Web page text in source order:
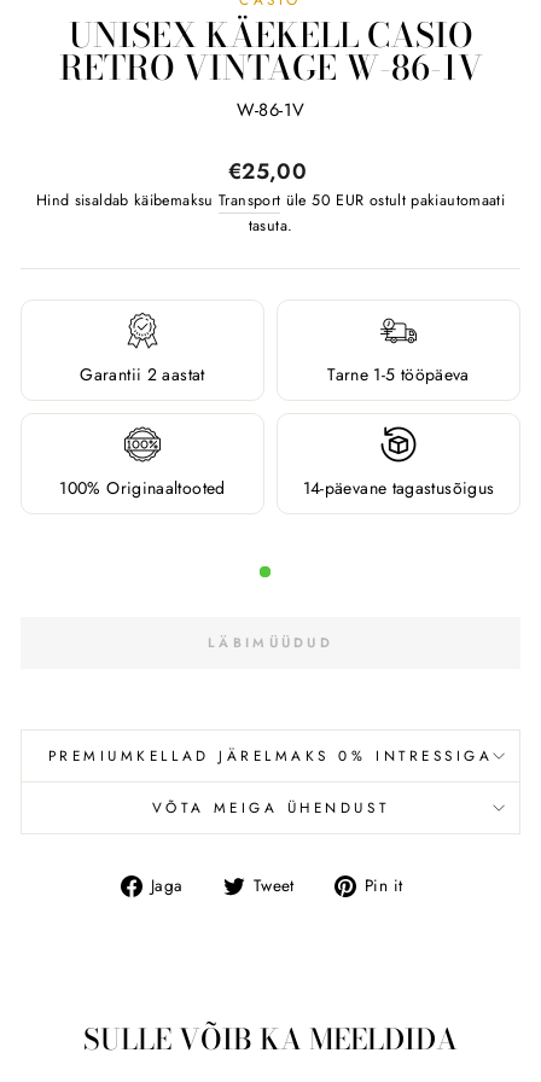
UNISEX KÄEKELL CASIO
RETRO VINTAGE W-86-1V
W-86-1V
Tavahind
€25,00
Hind sisaldab käibemaksuTransport üle 50 EUR ostult pakiautomaati
tasuta.
Garantii 2 aastat Tarne 1-5 tööpäeva
100% Originaaltooted 14-päevane tagastusõigus
LÄBIMÜÜDUD
PREMIUMKELLAD JÄRELMAKS 0% INTRESSIGA
VÕTA MEIGA ÜHENDUST
Jaga
Jaga
Tweet Tweet Pin it
SULLE VÕIB KA MEELDIDA